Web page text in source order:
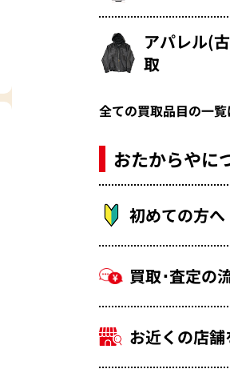
アパレル(
取
全ての買取品目の一
おたからやに
初めての方へ
買取･査定の
お近くの店舗